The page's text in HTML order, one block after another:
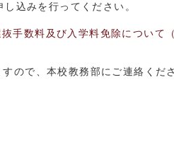
込みを行ってください。
手数料及び入学料免除について
ので、本校教務部にご連絡くだ